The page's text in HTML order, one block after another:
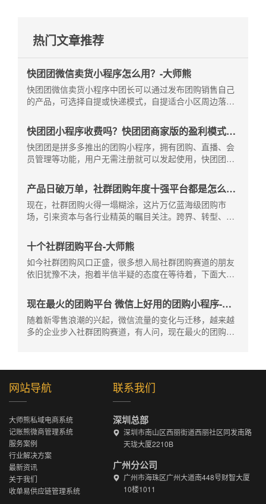
热门文章推荐
快团团微信卖货小程序怎么用？-大师熊
快团团微信卖货小程序中团长可以通过发布团购销售自己
的产品，可选择自提或快递模式，自提适合小区周边落地
怎么用？大师熊为你详解。
快团团小程序收费吗？快团团商家版的盈利模式是
什么-大师熊
快团团是拼多多推出的团购小程序，拥有团购、直播、会
员管理等功能，用户无需注册就可以发起使用，快团团小
你解答。
产品日破万单，社群团购年度十强平台都是怎么做
的?-大师熊
现在，社群团购火得一塌糊涂，这片万亿蓝海级团购市
场，引来资本与各行业精英的瞩目关注。跨界、转型、进
行业将团队属性在社群团购里继承再发展；或是开辟第二
事业，原有商业形态+社群团购双模式并行；
十个社群团购平台-大师熊
如今社群团购风口正盛，很多想入局社群团购赛道的朋友
依旧犹豫不决，抱着半信半疑的态度在等待着，下面大师
可以给大家点参考。
现在最火的团购平台 微信上好用的团购小程序-大
师熊
随着新零售浪潮的兴起，微信流量的变化与迁移，越来越
多的企业步入社群团购赛道，有人问，现在最火的团购平
网站导航
大师熊私域电商系统
记账熊微商管理系统
服务案例
行业解决方案
最新资讯
关于我们
收单易供应链管理系统
联系我们
深圳总部
深圳市南山区西丽街道西丽社区同发南路
天珑大厦2210B
广州分公司
广州市海珠区广州大道南448号财智大厦
10楼1011